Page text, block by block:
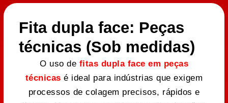
Fita dupla face: Peças
técnicas (Sob medidas)
O uso de fitas dupla face em peças
técnicas é ideal para indústrias que exigem
processos de colagem precisos, rápidos e